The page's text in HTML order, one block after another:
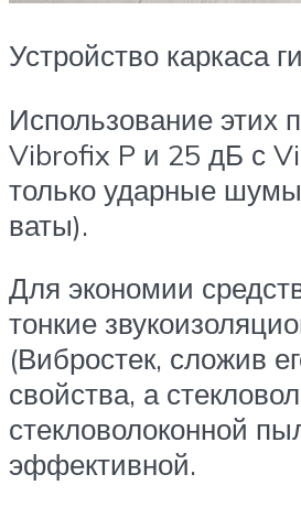
Устройство каркаса
Использование этих
Vibrofix P и 25 дБ с
только ударные
ваты).
Для экономии
тонкие
(Вибростек, сложив
свойства, а
стекловолоконной
эффективной.